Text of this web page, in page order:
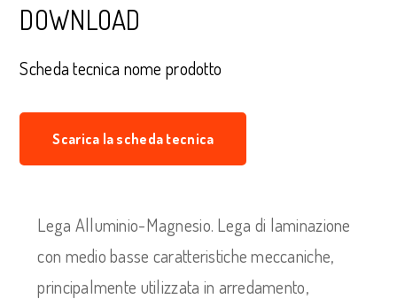
DOWNLOAD
Scheda tecnica nome prodotto
Scarica la scheda tecnica
Lega Alluminio-Magnesio. Lega di laminazione
con medio basse caratteristiche meccaniche,
principalmente utilizzata in arredamento,